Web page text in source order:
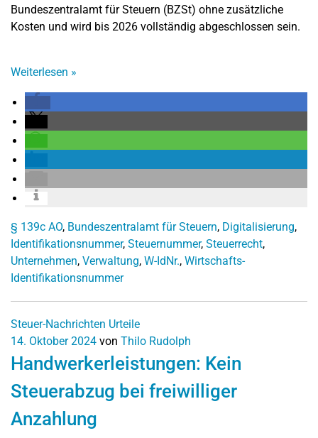
Bundeszentralamt für Steuern (BZSt) ohne zusätzliche
Kosten und wird bis 2026 vollständig abgeschlossen sein.
Weiterlesen »
§ 139c AO, Bundeszentralamt für Steuern, Digitalisierung,
Identifikationsnummer, Steuernummer, Steuerrecht,
Unternehmen, Verwaltung, W-IdNr., Wirtschafts-
Identifikationsnummer
Steuer-Nachrichten Urteile
14. Oktober 2024 von Thilo Rudolph
Handwerkerleistungen: Kein
Steuerabzug bei freiwilliger
Anzahlung